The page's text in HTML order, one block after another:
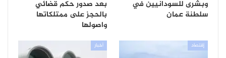
وبشرى للسودانيين في
سلطنة عمان
بعد صدور حكم قضائي
بالحجز على ممتلكاتها
واصولها
إقتصاد أخبار